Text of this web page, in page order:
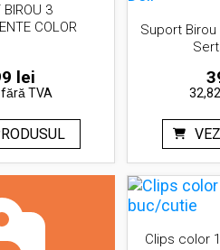
BIROU 3
COLOR
lei
fără TVA
Suport
Clips color